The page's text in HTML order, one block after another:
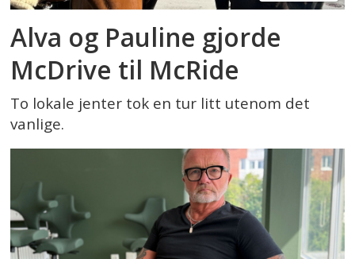
Alva og Pauline gjorde
McDrive til McRide
To lokale jenter tok en tur litt utenom det
vanlige.